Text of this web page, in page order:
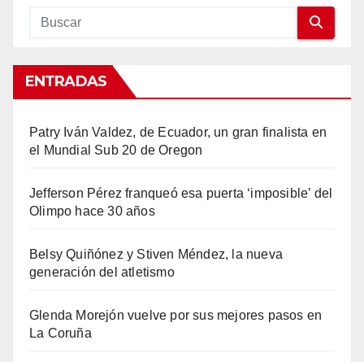
ENTRADAS
Patry Iván Valdez, de Ecuador, un gran finalista en
el Mundial Sub 20 de Oregon
Jefferson Pérez franqueó esa puerta ‘imposible’ del
Olimpo hace 30 años
Belsy Quiñónez y Stiven Méndez, la nueva
generación del atletismo
Glenda Morejón vuelve por sus mejores pasos en
La Coruña